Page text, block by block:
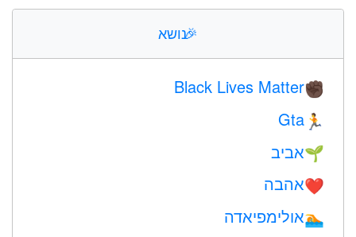
🎉נושא
✊🏿
Black Lives Matter
🏃
Gta
🌱אביב
❤️️אהבה
🏊אולימפיאדה